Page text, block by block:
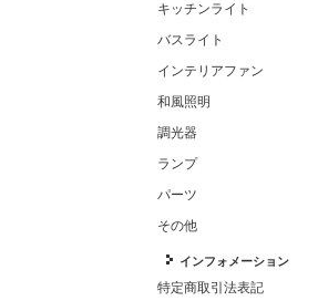
キッチンライト
バスライト
インテリアファン
和風照明
調光器
ランプ
パーツ
その他
インフォメーション
特定商取引法表記